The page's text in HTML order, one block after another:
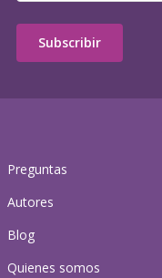
Preguntas
Autores
Blog
Quienes somos
Subscribir